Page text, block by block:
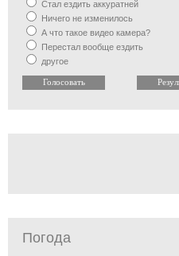
Стал ездить аккуратней
Ничего не изменилось
А что такое видео камера?
Перестал вообще ездить
другое
Погода